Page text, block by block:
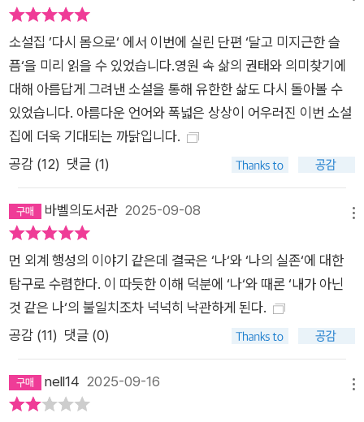
에 오해하고 돌아서더라도, 끝까지 놓지 않는 작은 믿음이 김초엽
의 소설에 남아 있다. 언제나처럼, 아주 작은 가능성의 빛으로. 편
협과 오해를 넘어, 세계의 가장자리 너머 작은 빛을 향해 나아가
는 가능성의 틈새 전 아직도 가끔 솜 인간이 되는 상상을 해요. 마
음이 무거울 땐 펑펑 울어서 물먹은 솜이 되고 기분 좋은 날은 햇
볕에 바짝 마른 보송한 솜이 되는 거예요. 화가 날 땐 나 자신을
마구 때려도 되겠죠. 솜 인간에게는 자해든 자기 파괴든 조금은
덜 위험하고 더 보송한 일이 될 거예요. 축축한 마음은 시간이 지
나면 마를 거예요. 다시 산뜻하게 살아갈 수 있도록요. (〈수브다
니의 여름휴가〉) 검푸른 물의 세계가 우리를 압도한다. 광활한 공
간 속에서 오직 우리만이 바다를 마주하고 있다. 나는 이 거대한
외로움을 직면하는 것이 두려웠었다. 하지만 레몬은 진작 알고 있
었던 것이다. 이 외로운 세계가, 그렇기에 얼마나 자유로운지.
(〈양면의 조개껍데기〉) 전반부에 배치된 〈수브다니의 여름휴가〉
레 당연하게 여기고 모두에게 강요하는 익숙한 욕망들에 물음을
던진다. 인간이 아닌 존재가 되려는 열망에, 자신의 생물학적 성
소설집 ’다시 몸으로‘ 에서 이번에 실린 단편 ‘달고 미지근한 슬
픔‘을 미리 읽을 수 있었습니다.영원 속 삶의 권태와 의미찾기에
대해 아름답게 그려낸 소설을 통해 유한한 삶도 다시 돌아볼 수
있었습니다. 아름다운 언어와 폭넓은 상상이 어우러진 이번 소설
집에 더욱 기대되는 까닭입니다.
공감 (12) 댓글 (1)
바벨의도서관 2025-09-08
먼 외계 행성의 이야기 같은데 결국은 ‘나‘와 ‘나의 실존‘에 대한
탐구로 수렴한다. 이 따듯한 이해 덕분에 ‘나‘와 때론 ‘내가 아닌
것 같은 나‘의 불일치조차 넉넉히 낙관하게 된다.
공감 (11) 댓글 (0)
nell14 2025-09-16